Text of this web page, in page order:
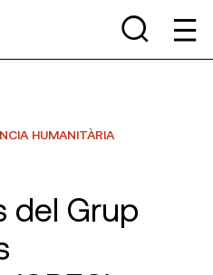
HUMANITÀRIA
del Grup